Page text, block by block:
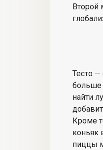
Второй
Тесто
больше
найти
Кроме
коньяк
пиццы